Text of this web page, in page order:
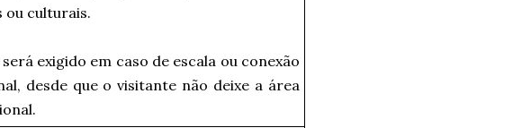
culturais.
exigido em caso de escala ou conexão
desde que o visitante não deixe a área